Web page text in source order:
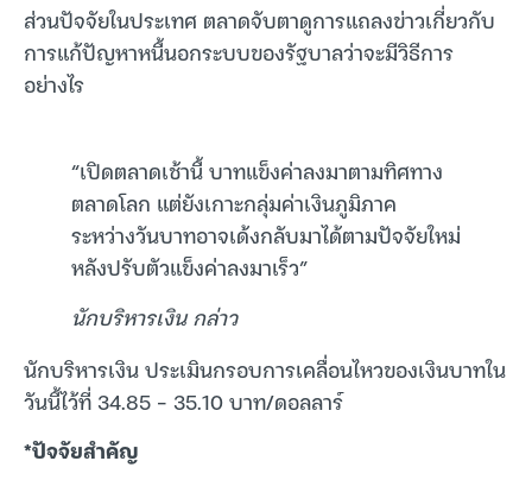
ส่วนปัจจัยในประเทศ ตลาดจับตาดูการแถลงข่าวเกี่ยวกับ
การแก้ปัญหาหนี้นอกระบบของรัฐบาลว่าจะมีวิธีการ
อย่างไร
“เปิดตลาดเช้านี้ บาทแข็งค่าลงมาตามทิศทาง
ตลาดโลก แต่ยังเกาะกลุ่มค่าเงินภูมิภาค
ระหว่างวันบาทอาจเด้งกลับมาได้ตามปัจจัยใหม่
หลังปรับตัวแข็งค่าลงมาเร็ว”
นักบริหารเงิน กล่าว
นักบริหารเงิน ประเมินกรอบการเคลื่อนไหวของเงินบาทใน
วันนี้ไว้ที่ 34.85 – 35.10 บาท/ดอลลาร์
*ปัจจัยสำคัญ